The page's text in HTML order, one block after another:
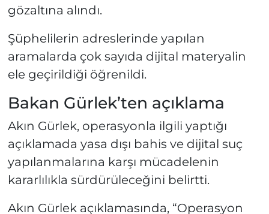
gözaltına alındı.
Şüphelilerin adreslerinde yapılan
aramalarda çok sayıda dijital materyalin
ele geçirildiği öğrenildi.
Bakan Gürlek’ten açıklama
Akın Gürlek, operasyonla ilgili yaptığı
açıklamada yasa dışı bahis ve dijital suç
yapılanmalarına karşı mücadelenin
kararlılıkla sürdürüleceğini belirtti.
Akın Gürlek açıklamasında, “Operasyon